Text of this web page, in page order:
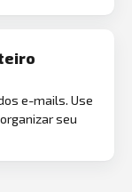
e-mails. Use
seu